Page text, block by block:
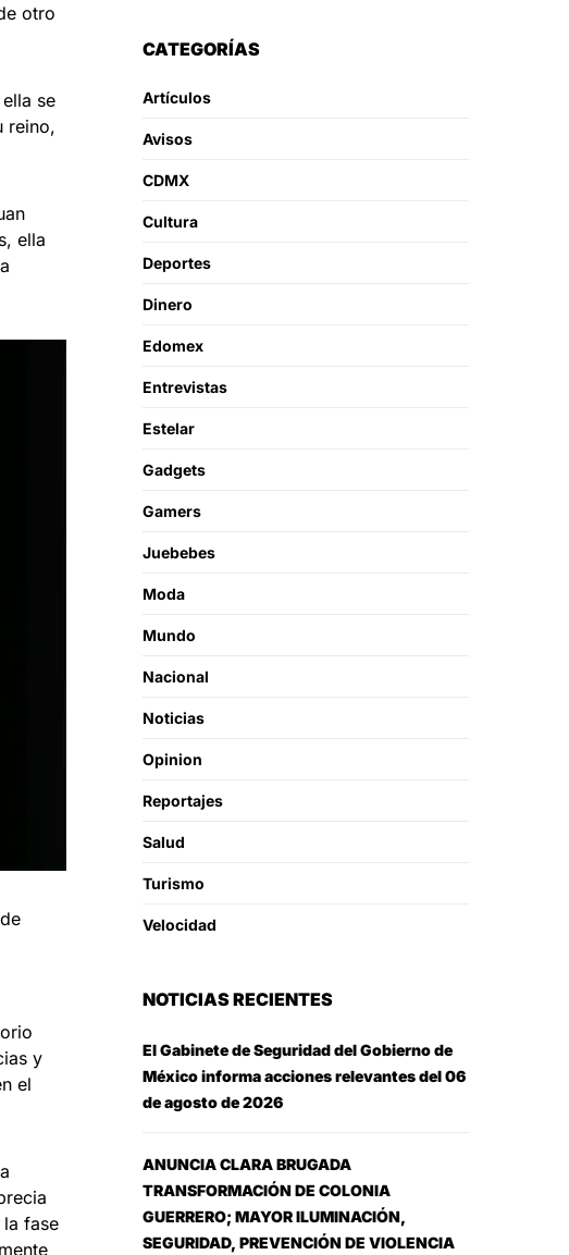
otro
se
reino,
ella
y
el
fase
CATEGORÍAS
Artículos
Avisos
CDMX
Cultura
Deportes
Dinero
Edomex
Entrevistas
Estelar
Gadgets
Gamers
Juebebes
Moda
Mundo
Nacional
Noticias
Opinion
Reportajes
Salud
Turismo
Velocidad
NOTICIAS RECIENTES
El Gabinete de Seguridad del Gobierno de
México informa acciones relevantes del 06
de agosto de 2026
ANUNCIA CLARA BRUGADA
TRANSFORMACIÓN DE COLONIA
GUERRERO; MAYOR ILUMINACIÓN,
SEGURIDAD, PREVENCIÓN DE VIOLENCIA